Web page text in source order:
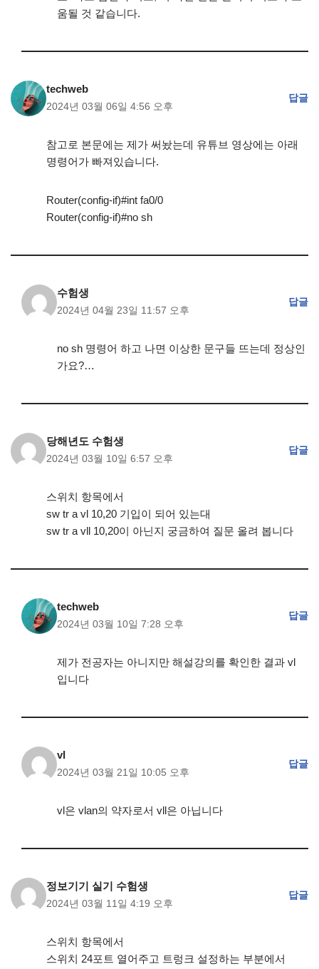
움될 것 같습니다.
techweb
2024년 03월 06일 4:56 오후
답글
참고로 본문에는 제가 써놨는데 유튜브 영상에는 아래
명령어가 빠져있습니다.
Router(config-if)#int fa0/0
Router(config-if)#no sh
수험생
2024년 04월 23일 11:57 오후
답글
no sh 명령어 하고 나면 이상한 문구들 뜨는데 정상인
가요?…
당해년도 수험생
2024년 03월 10일 6:57 오후
답글
스위치 항목에서
sw tr a vl 10,20 기입이 되어 있는대
sw tr a vll 10,20이 아닌지 궁금하여 질문 올려 봅니다
techweb
2024년 03월 10일 7:28 오후
답글
제가 전공자는 아니지만 해설강의를 확인한 결과 vl
입니다
vl
2024년 03월 21일 10:05 오후
답글
vl은 vlan의 약자로서 vll은 아닙니다
정보기기 실기 수험생
2024년 03월 11일 4:19 오후
답글
스위치 항목에서
스위치 24포트 열어주고 트렁크 설정하는 부분에서